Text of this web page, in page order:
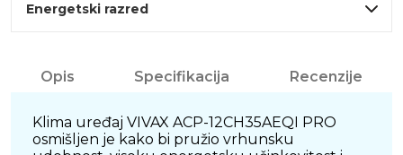
Energetski razred
Opis Specifikacija Recenzije
Klima uređaj VIVAX ACP-12CH35AEQI PRO
osmišljen je kako bi pružio vrhunsku